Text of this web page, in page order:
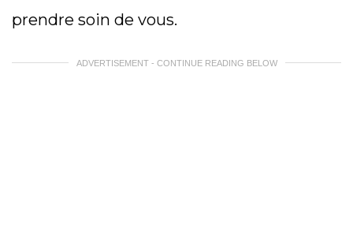
prendre soin de vous.
ADVERTISEMENT - CONTINUE READING BELOW